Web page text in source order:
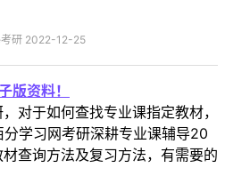
研 2022-12-25
版资料！
对于如何查找专业课指定教材，
学习网考研深耕专业课辅导20
查询方法及复习方法，有需要的